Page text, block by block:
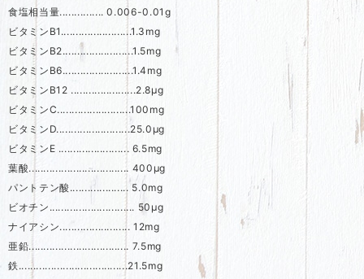
食塩相当量............... 0.006-0.01g
ビタミンB1........................1.3mg
ビタミンB2........................1.5mg
ビタミンB6........................1.4mg
ビタミンB12 ......................2.8μg
ビタミンC.........................100mg
ビタミンD.........................25.0μg
ビタミンE ........................ 6.5mg
葉酸.................................. 400μg
パントテン酸.................... 5.0mg
ビオチン............................. 50μg
ナイアシン........................ 12mg
亜鉛.................................. 7.5mg
鉄.....................................21.5mg